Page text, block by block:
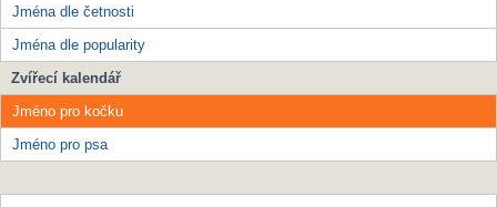
Jména dle četnosti
Jména dle popularity
Zvířecí kalendář
Jméno pro kočku
Jméno pro psa